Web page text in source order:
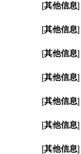
[其他信息]
[其他信息]
[其他信息]
[其他信息]
[其他信息]
[其他信息]
[其他信息]